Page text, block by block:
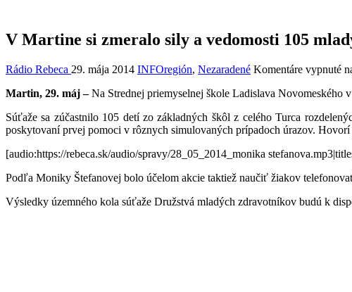
V Martine si zmeralo sily a vedomosti 105
Rádio Rebeca 29. mája 2014 INFOregión, Nezaradené Komentáre vypnuté
Martin, 29. máj –Na Strednej priemyselnej škole Ladislava Novomeského
Súťaže sa zúčastnilo 105 detí zo základných škôl z celého Turca
poskytovaní prvej pomoci v rôznych simulovaných prípadoch úrazov.
[audio:https://rebeca.sk/audio/spravy/28_05_2014_monika
Podľa Moniky Štefanovej bolo účelom akcie taktiež naučiť žiakov
Výsledky územného kola súťaže Družstvá mladých zdravotníkov budú k